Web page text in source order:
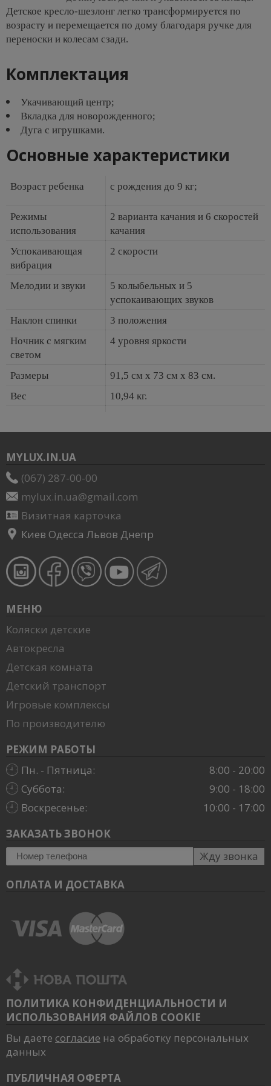
Детское кресло-шезлонг легко трансформируется по
возрасту и перемещается по дому благодаря ручке для
переноски и колесам сзади.
Комплектация
Укачивающий центр;
Вкладка для новорожденного;
Дуга с игрушками.
Основные характеристики
Возраст ребенка с рождения до 9 кг;
Режимы
использования
2 варианта качания и 6 скоростей
качания
Успокаивающая
вибрация
2 скорости
Мелодии и звуки
5 колыбельных и 5
успокаивающих звуков
Наклон спинки
3 положения
Ночник с мягким
светом
4 уровня яркости
Размеры
91,5 см x 73 см x 83 см.
Вес
10,94 кг.
MYLUX.IN.UA
(067) 287-00-00
mylux.in.ua@gmail.com
Визитная карточка
Киев Одесса Львов Днепр
МЕНЮ
Коляски детские
Автокресла
Детская комната
Детский транспорт
Игровые комплексы
По производителю
РЕЖИМ РАБОТЫ
Пн. - Пятница:
8:00 - 20:00
Суббота:
9:00 - 18:00
Воскресенье:
10:00 - 17:00
ЗАКАЗАТЬ ЗВОНОК
Жду звонка
ОПЛАТА И ДОСТАВКА
ПОЛИТИКА КОНФИДЕНЦИАЛЬНОСТИ И
ИСПОЛЬЗОВАНИЯ ФАЙЛОВ COOKIE
Вы даете согласие на обработку персональных
данных
ПУБЛИЧНАЯ ОФЕРТА